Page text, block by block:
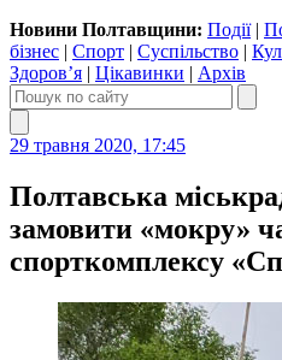
Новини Полтавщини: Події|
бізнес | Спорт | Суспільство |
Здоров’я | Цікавинки | Архів
29 травня 2020, 17:45
Полтавська
замовити «мокру»
спорткомплексу